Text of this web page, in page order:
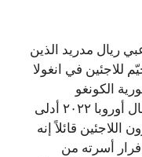
ريال مدريد الذين
للاجئين في انغولا
الكونغو
الديمقراطية. وقبل نهائي دوري أبطال أوروبا ٢٠٢٢ أدلى
قائلاً إنه
فرار أسرته من